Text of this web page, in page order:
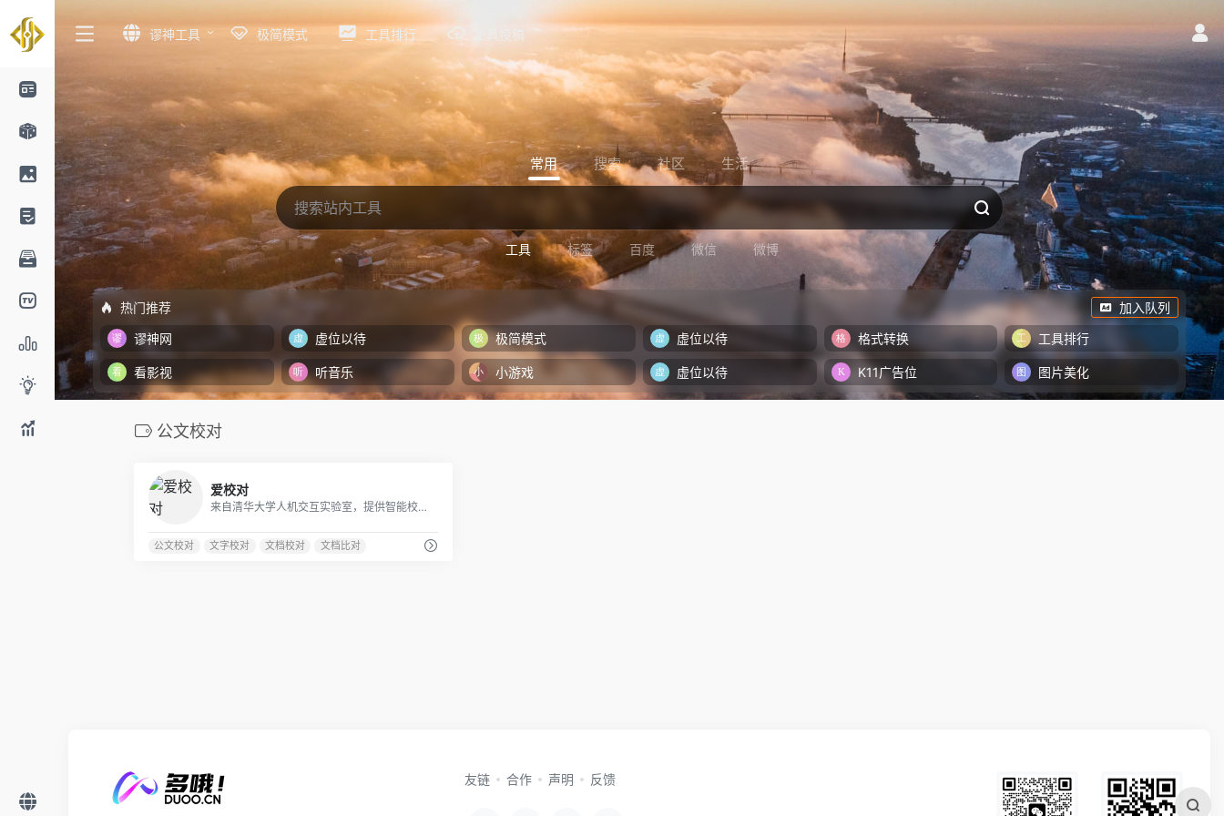
谬神工具 极简模式 工具排行 工具投稿
常用 搜索 社区 生活
工具 标签 百度 微信 微博
热门推荐
加入队列
谬神网
虚位以待 极简模式 虚位以待 格式转换 工具排行
看影视 听音乐 小游戏 虚位以待 K11广告位 图片美化
公文校对
爱校对
来自清华大学人机交互实验室，提供智能校对、网站巡检、文档比对和AI写作四大特色服务，为企事业单位的文字工作者带来高效的写作和核对体验，降低写作的难度，提高核对效率和准确率。
公文校对 文字校对 文档校对 文档比对
友链 合作 声明 反馈